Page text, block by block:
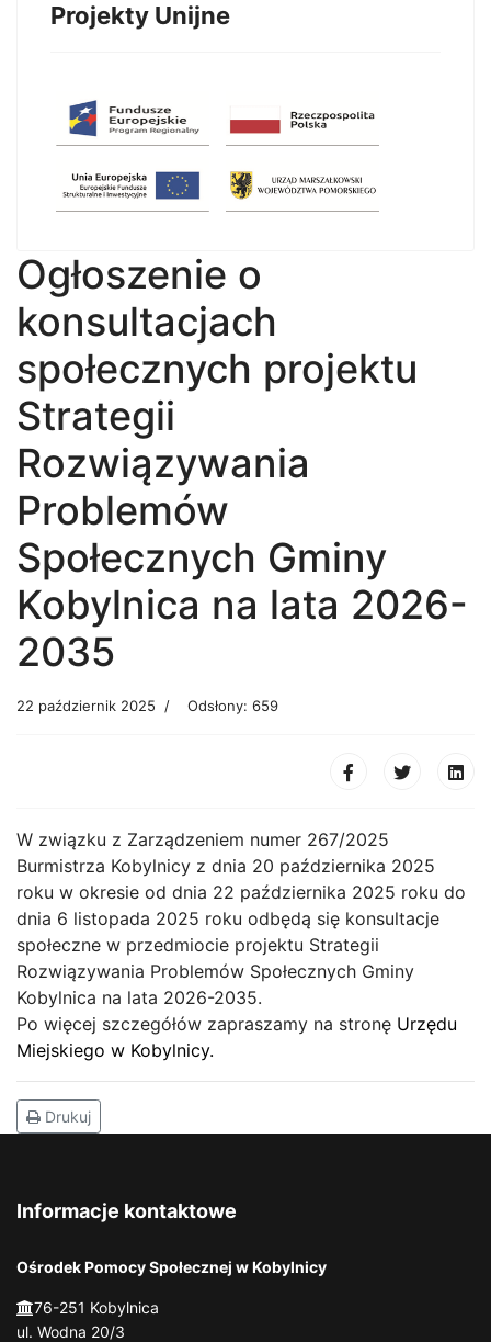
Projekty Unijne
Ogłoszenie o
konsultacjach
społecznych projektu
Strategii
Rozwiązywania
Problemów
Społecznych Gminy
Kobylnica na lata 2026-
2035
22 październik 2025 Odsłony: 659
W związku z Zarządzeniem numer 267/2025
Burmistrza Kobylnicy z dnia 20 października 2025
roku w okresie od dnia 22 października 2025 roku do
dnia 6 listopada 2025 roku odbędą się konsultacje
społeczne w przedmiocie projektu Strategii
Rozwiązywania Problemów Społecznych Gminy
Kobylnica na lata 2026-2035.
Po więcej szczegółów zapraszamy na stronę Urzędu
Miejskiego w Kobylnicy.
Drukuj
Informacje kontaktowe
Ośrodek Pomocy Społecznej w Kobylnicy
76-251 Kobylnica
ul. Wodna 20/3